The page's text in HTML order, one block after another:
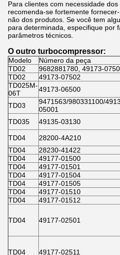
Para clientes com necessidade
recomenda-se fortemente
não dos produtos. Se você tem
para determinada, especifique por
parâmetros técnicos.
O outro turbocompressor:
Modelo Número da peça
TD02
9682881780, 49173-
TD02
49173-07502
TD025M-
06T
49173-06500
TD03
9471563/980331100/
05001
TD035
49135-03130
TD04
28200-4A210
TD04
28230-41422
TD04
49177-01500
TD04
49177-01501
TD04
49177-01504
TD04
49177-01505
TD04
49177-01510
TD04
49177-01512
TD04 49177-02501
TD04 49177-02511